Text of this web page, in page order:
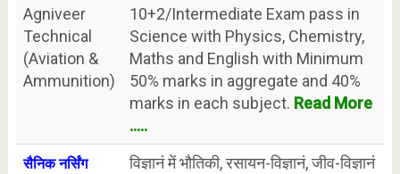
Agniveer
Technical
(Aviation &
Ammunition)
10+2/Intermediate Exam pass in
Science with Physics, Chemistry,
Maths and English with Minimum
50% marks in aggregate and 40%
marks in each subject. Read More
.....
सैनिक नर्सिंग
विज्ञानं में भौतिकी, रसायन-विज्ञानं, जीव-विज्ञानं